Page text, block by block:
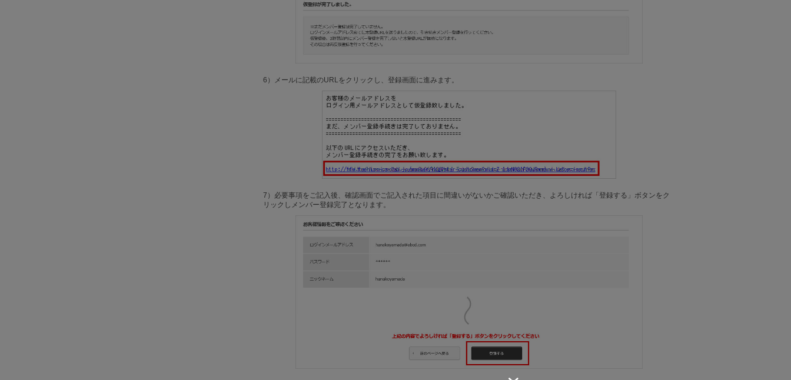
6）メールに記載のURLをクリックし、登録画面に進みます。
7）必要事項をご記入後、確認画面でご記入された項目に間違いがないかご確認いただき、よろしければ「登録する」ボタンをク
リックしメンバー登録完了となります。